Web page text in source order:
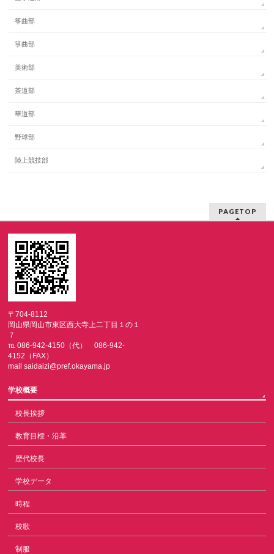
筝曲部
箏曲部
美術部
茶道部
華道部
野球部
陸上競技部
PAGETOP
〒704-8112
岡山県岡山市東区西大寺上二丁目１の１
７
℡ 086-942-4150（代） 086-942-
4152（FAX）
mail saidaizi@pref.okayama.jp
学校概要
校長挨拶
教育目標・沿革
歴代校長
学校データ
時程
校歌
制服